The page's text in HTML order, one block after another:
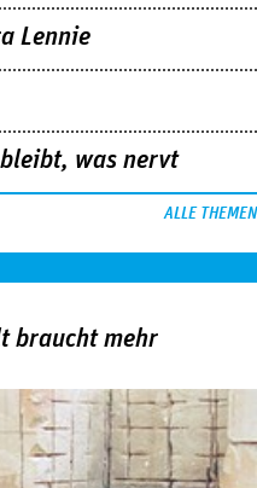
Lennie
was nervt
ALLE THEMEN
braucht mehr